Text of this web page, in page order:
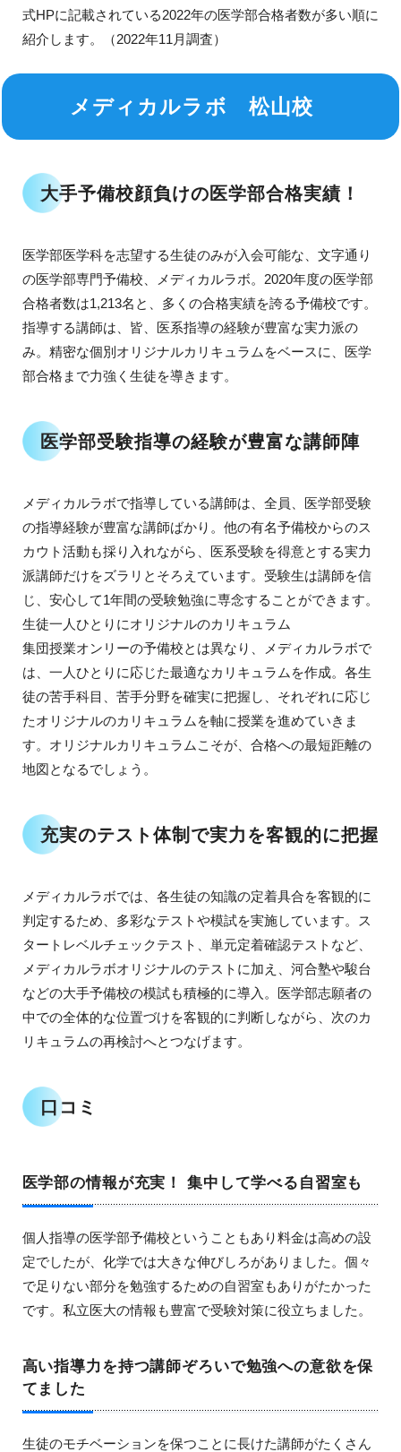
式HPに記載されている2022年の医学部合格者数が多い順に
紹介します。（2022年11月調査）
メディカルラボ 松山校
大手予備校顔負けの医学部合格実績！
医学部医学科を志望する生徒のみが入会可能な、文字通り
の医学部専門予備校、メディカルラボ。2020年度の医学部
合格者数は1,213名と、多くの合格実績を誇る予備校です。
指導する講師は、皆、医系指導の経験が豊富な実力派の
み。精密な個別オリジナルカリキュラムをベースに、医学
部合格まで力強く生徒を導きます。
医学部受験指導の経験が豊富な講師陣
メディカルラボで指導している講師は、全員、医学部受験
の指導経験が豊富な講師ばかり。他の有名予備校からのス
カウト活動も採り入れながら、医系受験を得意とする実力
派講師だけをズラリとそろえています。受験生は講師を信
じ、安心して1年間の受験勉強に専念することができます。
生徒一人ひとりにオリジナルのカリキュラム
集団授業オンリーの予備校とは異なり、メディカルラボで
は、一人ひとりに応じた最適なカリキュラムを作成。各生
徒の苦手科目、苦手分野を確実に把握し、それぞれに応じ
たオリジナルのカリキュラムを軸に授業を進めていきま
す。オリジナルカリキュラムこそが、合格への最短距離の
地図となるでしょう。
充実のテスト体制で実力を客観的に把握
メディカルラボでは、各生徒の知識の定着具合を客観的に
判定するため、多彩なテストや模試を実施しています。ス
タートレベルチェックテスト、単元定着確認テストなど、
メディカルラボオリジナルのテストに加え、河合塾や駿台
などの大手予備校の模試も積極的に導入。医学部志願者の
中での全体的な位置づけを客観的に判断しながら、次のカ
リキュラムの再検討へとつなげます。
口コミ
医学部の情報が充実！ 集中して学べる自習室も
個人指導の医学部予備校ということもあり料金は高めの設
定でしたが、化学では大きな伸びしろがありました。個々
で足りない部分を勉強するための自習室もありがたかった
です。私立医大の情報も豊富で受験対策に役立ちました。
高い指導力を持つ講師ぞろいで勉強への意欲を保
てました
生徒のモチベーションを保つことに長けた講師がたくさん